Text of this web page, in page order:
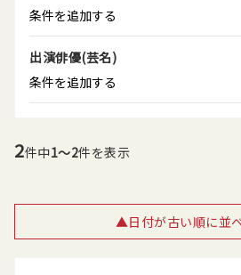
条件を追加する
出演俳優(芸名)
条件を追加する
2件中1～2件を表示
▲日付が古い順に並